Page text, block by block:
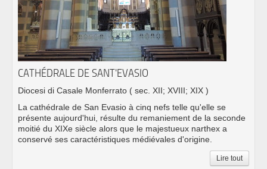
CATHÉDRALE DE SANT'EVASIO
Diocesi di Casale Monferrato ( sec. XII; XVIII; XIX )
La cathédrale de San Evasio à cinq nefs telle qu'elle se
présente aujourd'hui, résulte du remaniement de la seconde
moitié du XIXe siècle alors que le majestueux narthex a
conservé ses caractéristiques médiévales d'origine.
Lire tout